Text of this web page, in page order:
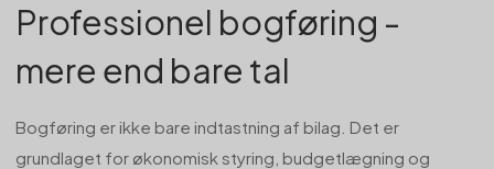
Professionel bogføring -
mere end bare tal
Bogføring er ikke bare indtastning af bilag. Det er
grundlaget for økonomisk styring, budgetlægning og